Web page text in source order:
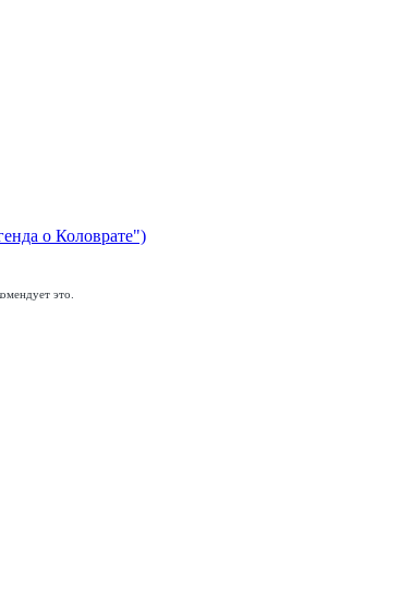
о Коловрате")
это.